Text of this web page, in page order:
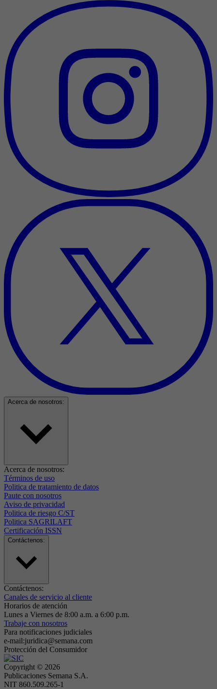
Acerca de nosotros:
Acerca de nosotros:
Términos de uso
Politica de tratamiento de datos
Paute con nosotros
Aviso de privacidad
Politica de riesgo C/ST
Politica SAGRILAFT
Certificación ISSN
Contáctenos:
Contáctenos:
Canales de servicio al cliente
Horarios de atención
Lunes a Viernes de 8:00 a.m. a 6:00 p.m.
Trabaje con nosotros
Para notificaciones judiciales
e-mail:juridica@semana.com
Protección del Consumidor
Copyright © 2026
Publicaciones Semana S.A.
NIT 860.509.265-1